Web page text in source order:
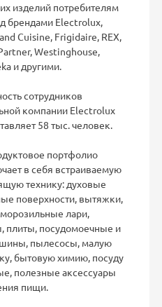
изделий потребителям
брендами Electrolux,
Cuisine, Frigidaire, REX,
Westinghouse,
и другими.
сотрудников
компании Electrolux
58 тыс. человек.
портфолио
в себя встраиваемую
технику: духовые
поверхности, вытяжки,
лари,
посудомоечные и
пылесосы, малую
бытовую химию, посуду
полезные аксессуары
пищи.